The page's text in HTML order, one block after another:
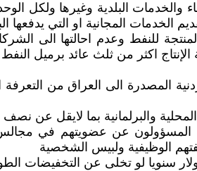
والخدمات البلدية وغيرها ولكل
الخدمات المجانية او التي
للنفط وعدم احالتها الى
اكثر من ثلث عائد برميل
المسؤولون عن عضويتهم في مجالس
الوظيفية ولبيس الشخصية